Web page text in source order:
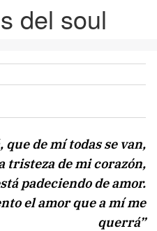
del soul
que de mí todas se van,
tristeza de mi corazón,
padeciendo de amor.
el amor que a mí me
querrá”